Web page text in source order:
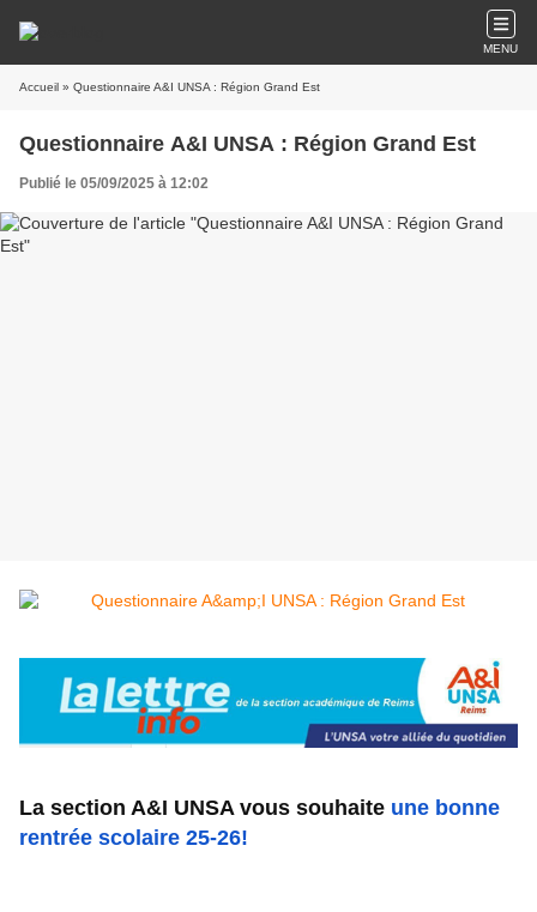
MENU
Accueil » Questionnaire A&I UNSA : Région Grand Est
Questionnaire A&I UNSA : Région Grand Est
Publié le 05/09/2025 à 12:02
La section A&I UNSA vous souhaite une bonne
rentrée scolaire 25-26!